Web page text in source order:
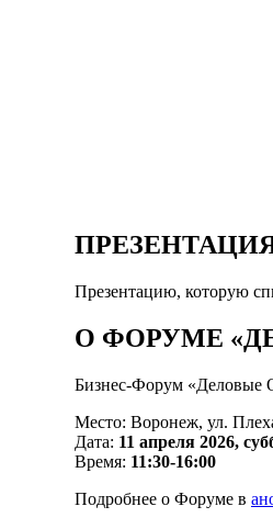
ПРЕЗЕНТАЦИЯ
Презентацию, которую
О ФОРУМЕ
Бизнес-Форум «Деловые
Место: Воронеж, ул.
Дата: 11 апреля 2026,
Время: 11:30-16:00
Подробнее о Форуме в